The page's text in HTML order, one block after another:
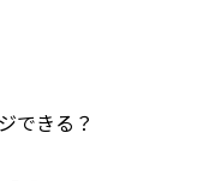
できる？